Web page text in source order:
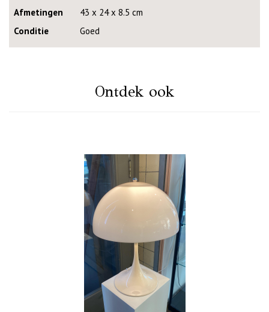
Afmetingen
43 x 24 x 8.5 cm
Conditie
Goed
Ontdek ook